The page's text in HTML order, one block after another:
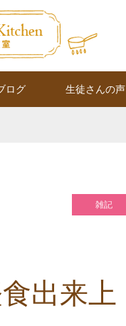
ログ 生徒さんの声
雑記
出来上